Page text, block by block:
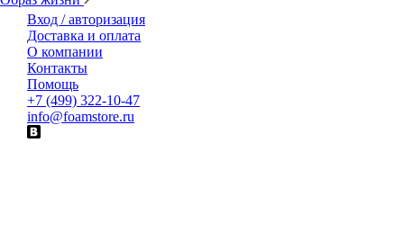
Вход / авторизация
Доставка и оплата
О компании
Контакты
Помощь
+7 (499) 322-10-47
info@foamstore.ru